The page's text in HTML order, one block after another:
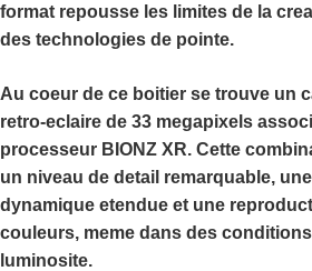
format repousse les limites de la
des technologies de pointe.
Au coeur de ce boitier se trouve un
retro-eclaire de 33 megapixels
processeur BIONZ XR. Cette
un niveau de detail remarquable,
dynamique etendue et une
couleurs, meme dans des
luminosite.